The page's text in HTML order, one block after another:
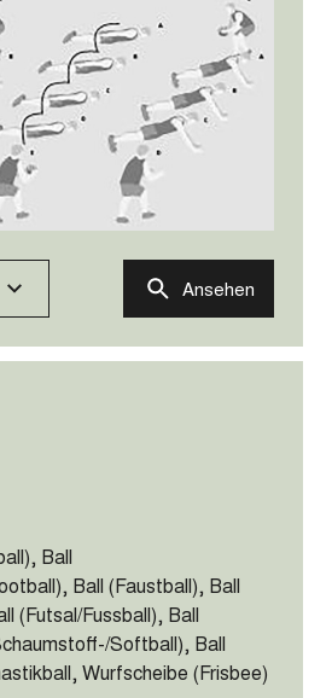
Ansehen
Ball
Ball (Faustball), Ball
(Futsal/Fussball), Ball
Softball), Ball
Wurfscheibe (Frisbee)